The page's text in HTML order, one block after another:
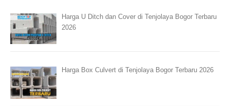
Harga U Ditch dan Cover di Tenjolaya Bogor Terbaru
2026
Harga Box Culvert di Tenjolaya Bogor Terbaru 2026